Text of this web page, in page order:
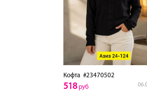
Кофта#23470502
518руб